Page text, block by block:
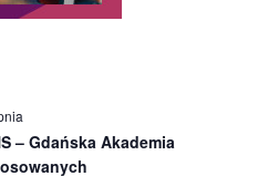
– Gdańska Akademia